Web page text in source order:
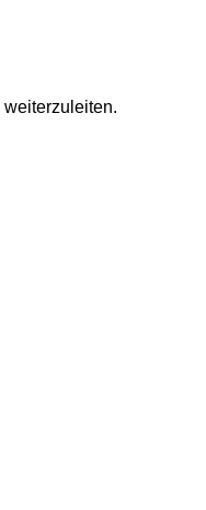
weiterzuleiten.